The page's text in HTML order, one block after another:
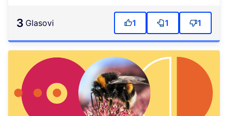
3 Glasovi 1 1 1